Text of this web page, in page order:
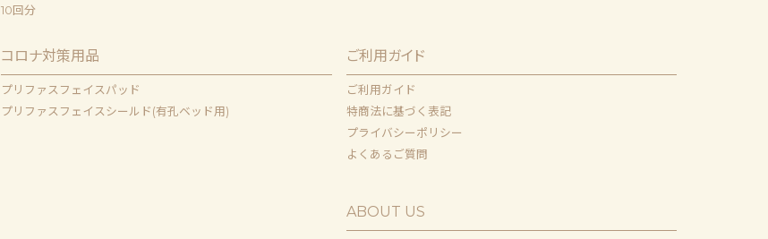
10回分
コロナ対策用品
プリファスフェイスパッド
プリファスフェイスシールド(有孔ベッド用)
ご利用ガイド
ご利用ガイド
特商法に基づく表記
プライバシーポリシー
よくあるご質問
ABOUT US